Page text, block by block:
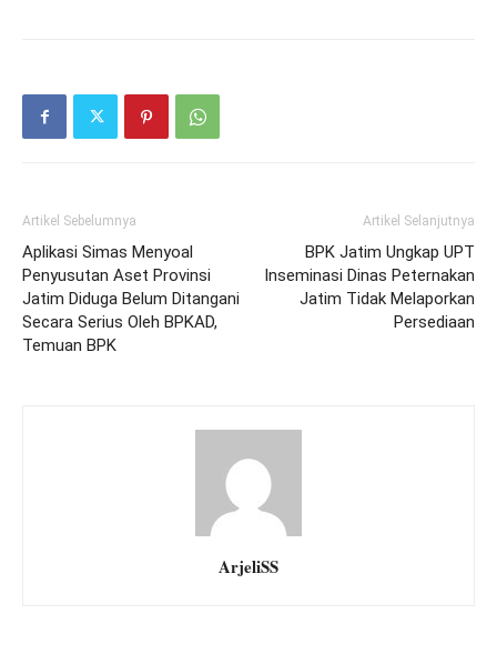
Artikel Sebelumnya
Aplikasi Simas Menyoal
Penyusutan Aset Provinsi
Jatim Diduga Belum Ditangani
Secara Serius Oleh BPKAD,
Temuan BPK
Artikel Selanjutnya
BPK Jatim Ungkap UPT
Inseminasi Dinas Peternakan
Jatim Tidak Melaporkan
Persediaan
ArjeliSS